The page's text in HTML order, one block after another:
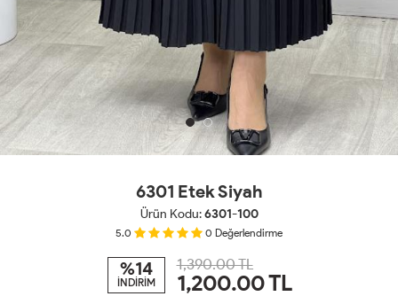
6301 Etek Siyah
Ürün Kodu:6301-100
5.0 0 Değerlendirme
%14
İNDİRİM
1,390.00 TL
1,200.00TL